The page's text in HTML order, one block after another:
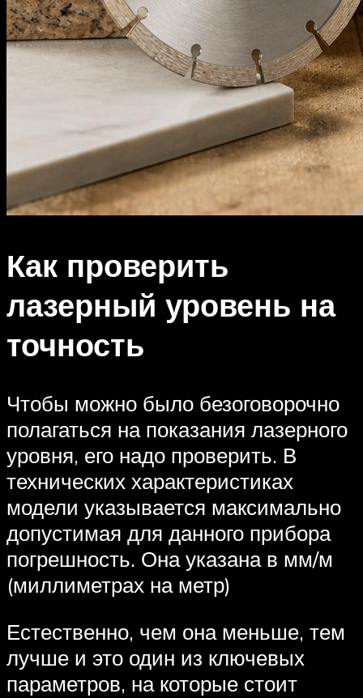
Как проверить
лазерный уровень на
точность
Чтобы можно было безоговорочно
полагаться на показания лазерного
уровня, его надо проверить. В
технических характеристиках
модели указывается максимально
допустимая для данного прибора
погрешность. Она указана в мм/м
(миллиметрах на метр)
Естественно, чем она меньше, тем
лучше и это один из ключевых
параметров, на которые стоит